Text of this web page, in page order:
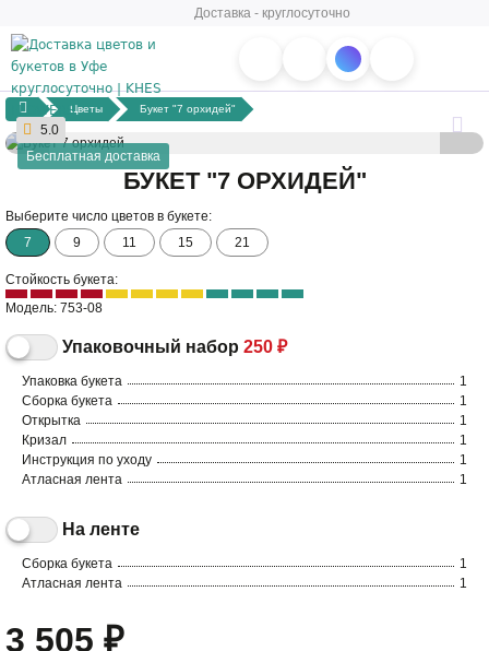
Доставка - круглосуточно
Цветы Букет "7 орхидей"
Бесплатная доставка
5.0
БУКЕТ "7 ОРХИДЕЙ"
Выберите число цветов в букете:
7
9 11 15 21
Стойкость букета:
Модель: 753-08
Упаковочный набор 250 ₽
Упаковка букета
1
Сборка букета
1
Открытка
1
Кризал
1
Инструкция по уходу
1
Атласная лента
1
На ленте
Сборка букета
1
Атласная лента
1
3 505 ₽